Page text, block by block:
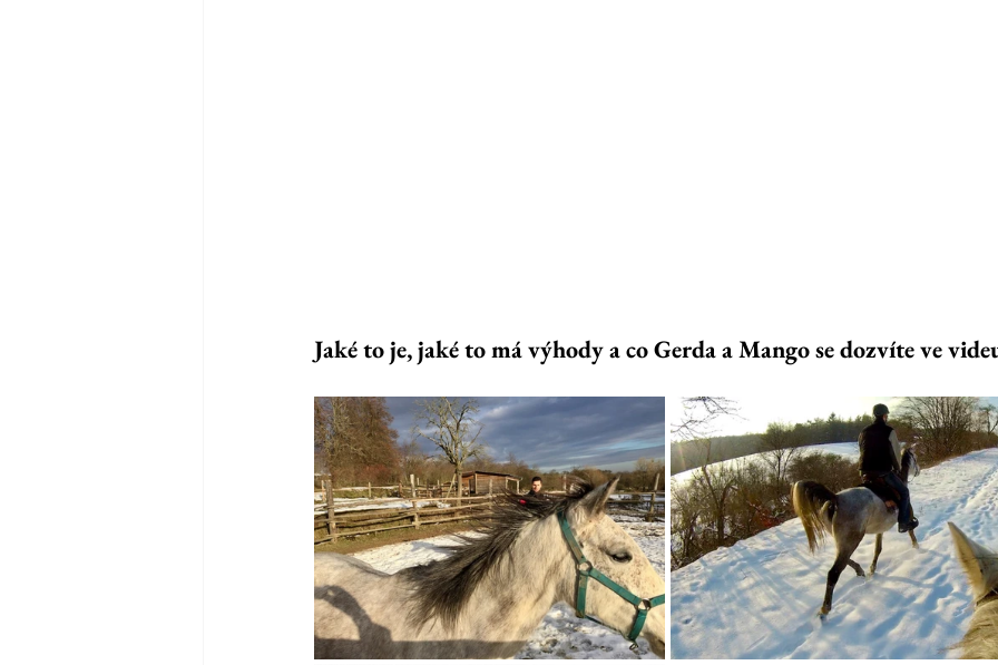
Jaké to je, jaké to má výhody a co Gerda a Mango se dozvíte ve